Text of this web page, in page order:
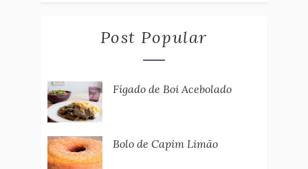
Post Popular
Fígado de Boi Acebolado
Bolo de Capim Limão